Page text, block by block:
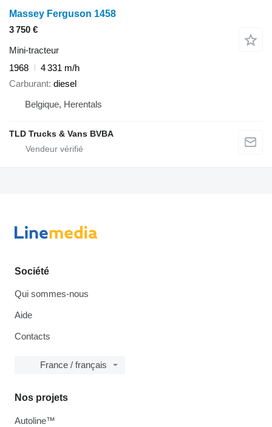
Massey Ferguson 1458
3 750 €
Mini-tracteur
1968
4 331 m/h
Carburant diesel
Belgique, Herentals
TLD Trucks & Vans BVBA
Société
Qui sommes-nous
Aide
Contacts
France / français
Nos projets
Autoline™